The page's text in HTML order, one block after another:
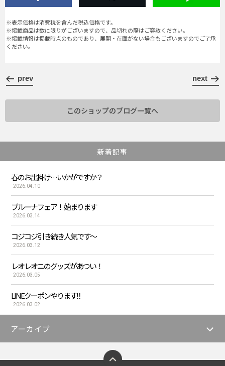
※表示価格は消費税を含んだ税込価格です。
※掲載商品は数に限りがございますので、品切れの際はご容赦ください。
※掲載情報は掲載時点のものであり、展開・在庫がない場合もございますのでご了承
ください。
prev next
このショップのブログ一覧へ
新着記事
春のお出掛け…いかがですか？
2026.04.10
ブルーナフェア！ 始まります
2026.03.14
コジコジ 引き続き人気です〜
2026.03.12
レオレオニのグッズがあつい！
2026.03.05
LINEクーポンやります‼︎
2026.03.02
アーカイブ